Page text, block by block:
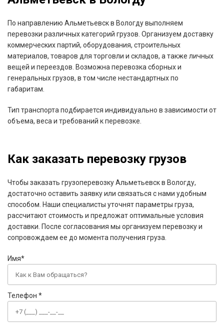
По направлению Альметьевск в Вологду выполняем
перевозки различных категорий грузов. Организуем доставку
коммерческих партий, оборудования, строительных
материалов, товаров для торговли и складов, а также личных
вещей и переездов. Возможна перевозка сборных и
генеральных грузов, в том числе нестандартных по
габаритам.
Тип транспорта подбирается индивидуально в зависимости от
объема, веса и требований к перевозке.
Как заказать перевозку грузов
Чтобы заказать грузоперевозку Альметьевск в Вологду,
достаточно оставить заявку или связаться с нами удобным
способом. Наши специалисты уточнят параметры груза,
рассчитают стоимость и предложат оптимальные условия
доставки. После согласования мы организуем перевозку и
сопровождаем ее до момента получения груза.
Имя*
Телефон *